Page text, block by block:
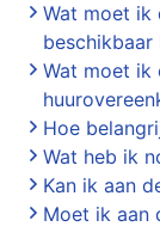
Wat moet ik
beschikbaar
Wat moet ik
Hoe
Wat heb ik
Kan ik aan
Moet ik aan